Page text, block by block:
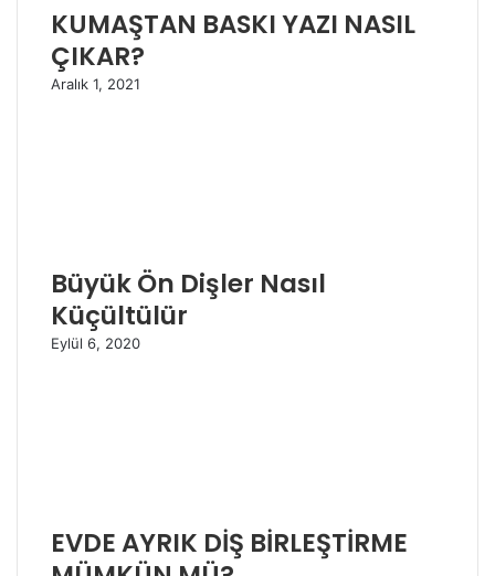
KUMAŞTAN BASKI YAZI NASIL
ÇIKAR?
Aralık 1, 2021
Büyük Ön Dişler Nasıl
Küçültülür
Eylül 6, 2020
EVDE AYRIK DİŞ BİRLEŞTİRME